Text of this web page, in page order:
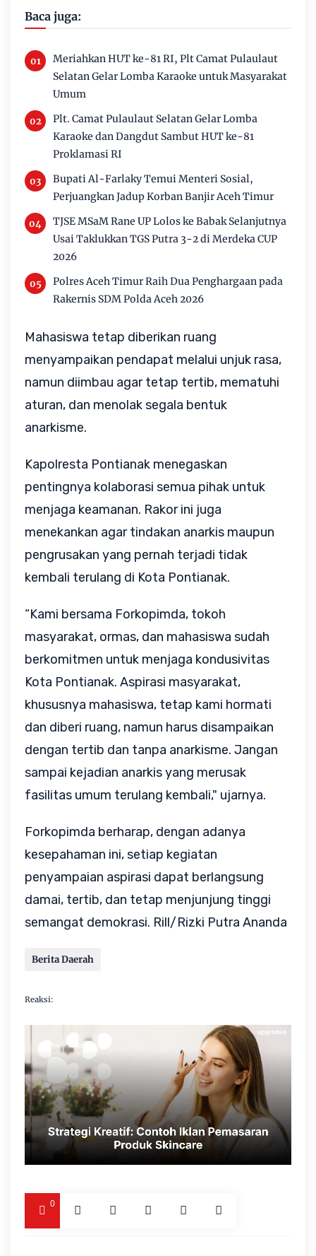
Baca juga:
Meriahkan HUT ke-81 RI, Plt Camat Pulaulaut
Selatan Gelar Lomba Karaoke untuk Masyarakat
Umum
Plt. Camat Pulaulaut Selatan Gelar Lomba
Karaoke dan Dangdut Sambut HUT ke-81
Proklamasi RI
Bupati Al-Farlaky Temui Menteri Sosial,
Perjuangkan Jadup Korban Banjir Aceh Timur
TJSE MSaM Rane UP Lolos ke Babak Selanjutnya
Usai Taklukkan TGS Putra 3-2 di Merdeka CUP
2026
Polres Aceh Timur Raih Dua Penghargaan pada
Rakernis SDM Polda Aceh 2026
Mahasiswa tetap diberikan ruang
menyampaikan pendapat melalui unjuk rasa,
namun diimbau agar tetap tertib, mematuhi
aturan, dan menolak segala bentuk
anarkisme.
Kapolresta Pontianak menegaskan
pentingnya kolaborasi semua pihak untuk
menjaga keamanan. Rakor ini juga
menekankan agar tindakan anarkis maupun
pengrusakan yang pernah terjadi tidak
kembali terulang di Kota Pontianak.
“Kami bersama Forkopimda, tokoh
masyarakat, ormas, dan mahasiswa sudah
berkomitmen untuk menjaga kondusivitas
Kota Pontianak. Aspirasi masyarakat,
khususnya mahasiswa, tetap kami hormati
dan diberi ruang, namun harus disampaikan
dengan tertib dan tanpa anarkisme. Jangan
sampai kejadian anarkis yang merusak
fasilitas umum terulang kembali," ujarnya.
Forkopimda berharap, dengan adanya
kesepahaman ini, setiap kegiatan
penyampaian aspirasi dapat berlangsung
damai, tertib, dan tetap menjunjung tinggi
semangat demokrasi. Rill/Rizki Putra Ananda
Berita Daerah
Reaksi:
0